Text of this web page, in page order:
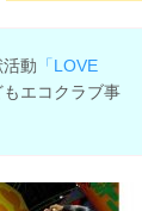
動 「LOVE
エコクラブ事